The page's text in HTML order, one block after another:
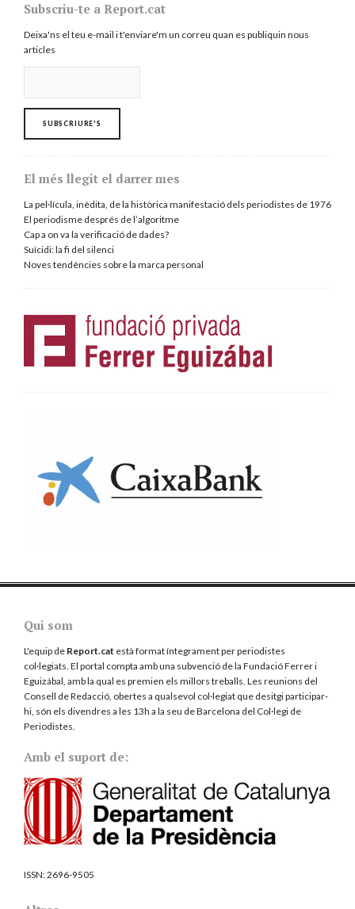
Subscriu-te a Report.cat
Deixa'ns el teu e-mail i t'enviare'm un correu quan es publiquin nous
articles
El més llegit el darrer mes
La pel·lícula, inèdita, de la històrica manifestació dels periodistes de 1976
El periodisme després de l’algoritme
Cap a on va la verificació de dades?
Suïcidi: la fi del silenci
Noves tendències sobre la marca personal
Qui som
L'equip de Report.cat està format íntegrament per periodistes
col·legiats. El portal compta amb una subvenció de la Fundació Ferrer i
Eguizábal, amb la qual es premien els millors treballs. Les reunions del
Consell de Redacció, obertes a qualsevol col·legiat que desitgi participar-
hi, són els divendres a les 13h a la seu de Barcelona del Col·legi de
Periodistes
Amb el suport de:
ISSN:2696-9505